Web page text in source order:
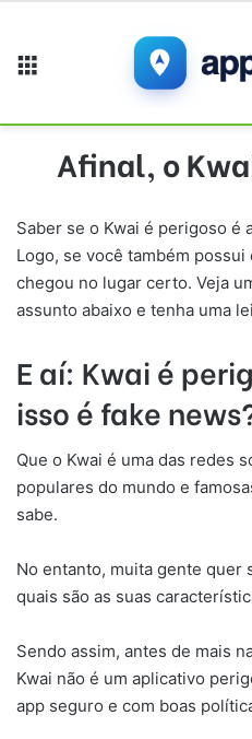
Afinal, o
Saber se o Kwai é perigoso é
Logo, se você também
chegou no lugar certo. Veja
assunto abaixo e tenha uma
E aí: Kwai é
isso é fake
Que o Kwai é uma das redes
populares do mundo e
sabe.
No entanto, muita gente quer
quais são as suas
Sendo assim, antes de mais
Kwai não é um aplicativo
app seguro e com boas